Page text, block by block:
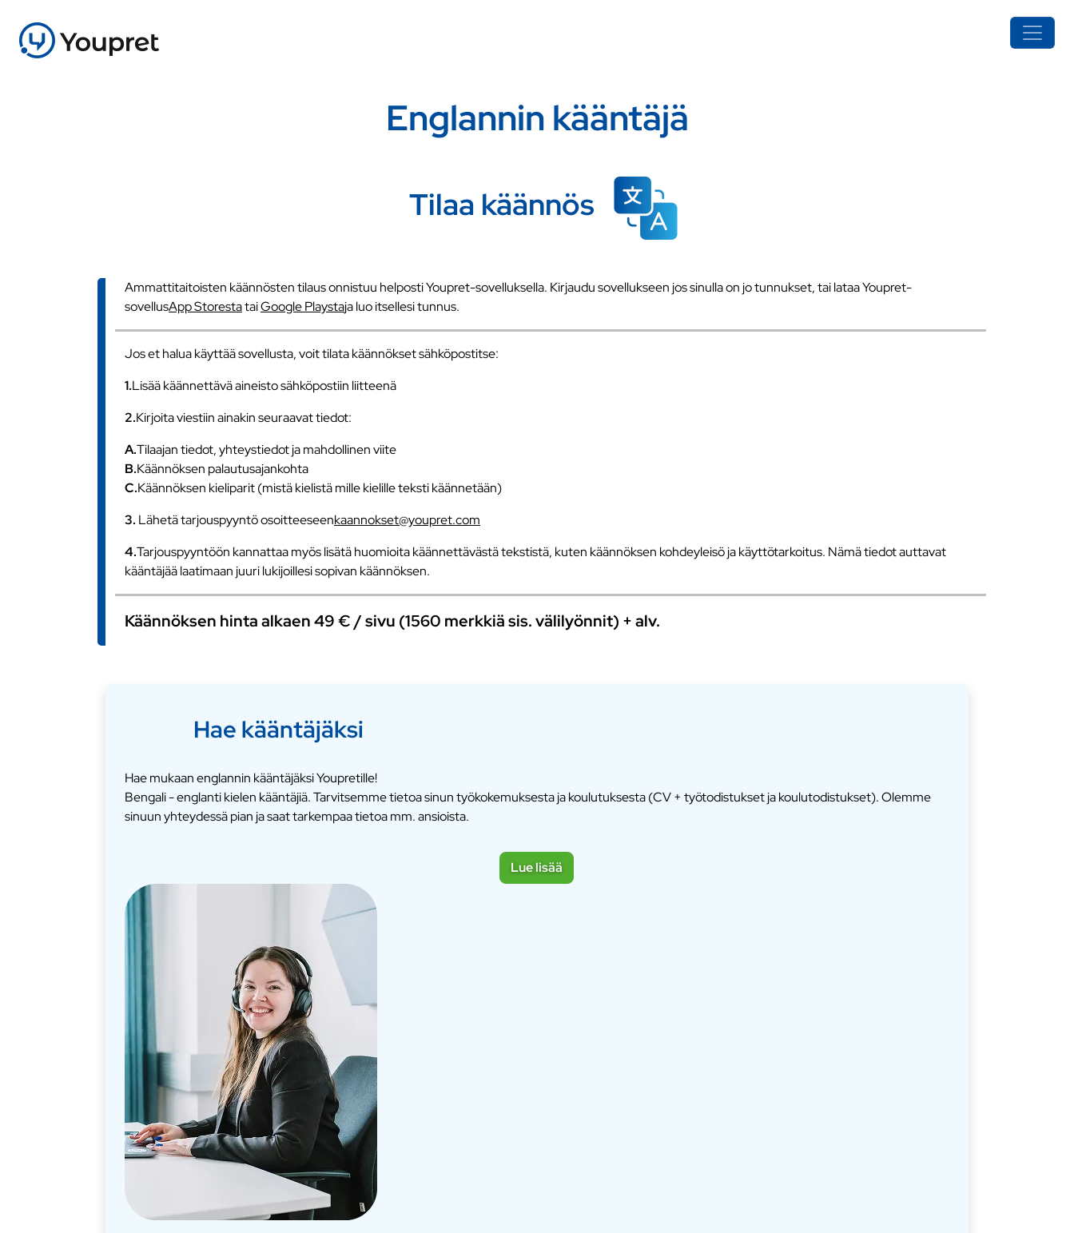
Englannin kääntäjä
Tilaa käännös
Ammattitaitoisten käännösten tilaus onnistuu helposti Youpret-sovelluksella. Kirjaudu sovellukseen jos sinulla on jo tunnukset, tai lataa Youpret-
sovellusApp StorestataiGoogle Playstaja luo itsellesi tunnus.
Jos et halua käyttää sovellusta, voit tilata käännökset sähköpostitse:
1.Lisää käännettävä aineisto sähköpostiin liitteenä
2.Kirjoita viestiin ainakin seuraavat tiedot:
A.Tilaajan tiedot, yhteystiedot ja mahdollinen viite
B.Käännöksen palautusajankohta
C.Käännöksen kieliparit (mistä kielistä mille kielille teksti käännetään)
3. Lähetä tarjouspyyntö osoitteeseenkaannokset@youpret.com
4.Tarjouspyyntöön kannattaa myös lisätä huomioita käännettävästä tekstistä, kuten käännöksen kohdeyleisö ja käyttötarkoitus. Nämä tiedot auttavat
kääntäjää laatimaan juuri lukijoillesi sopivan käännöksen.
Käännöksen hinta alkaen 49 € / sivu (1560 merkkiä sis. välilyönnit) + alv.
Hae kääntäjäksi
Hae mukaan englannin kääntäjäksi Youpretille!
Bengali - englanti kielen kääntäjiä. Tarvitsemme tietoa sinun työkokemuksesta ja koulutuksesta (CV + työtodistukset ja koulutodistukset). Olemme
sinuun yhteydessä pian ja saat tarkempaa tietoa mm. ansioista.
Lue lisää